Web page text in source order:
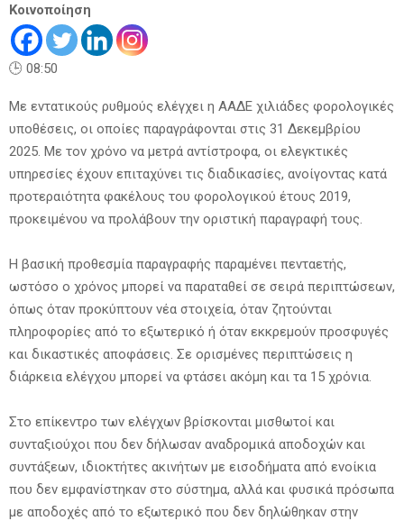
Κοινοποίηση
🕒 08:50
Με εντατικούς ρυθμούς ελέγχει η ΑΑΔΕ χιλιάδες φορολογικές
υποθέσεις, οι οποίες παραγράφονται στις 31 Δεκεμβρίου
2025. Με τον χρόνο να μετρά αντίστροφα, οι ελεγκτικές
υπηρεσίες έχουν επιταχύνει τις διαδικασίες, ανοίγοντας κατά
προτεραιότητα φακέλους του φορολογικού έτους 2019,
προκειμένου να προλάβουν την οριστική παραγραφή τους.
Η βασική προθεσμία παραγραφής παραμένει πενταετής,
ωστόσο ο χρόνος μπορεί να παραταθεί σε σειρά περιπτώσεων,
όπως όταν προκύπτουν νέα στοιχεία, όταν ζητούνται
πληροφορίες από το εξωτερικό ή όταν εκκρεμούν προσφυγές
και δικαστικές αποφάσεις. Σε ορισμένες περιπτώσεις η
διάρκεια ελέγχου μπορεί να φτάσει ακόμη και τα 15 χρόνια.
Στο επίκεντρο των ελέγχων βρίσκονται μισθωτοί και
συνταξιούχοι που δεν δήλωσαν αναδρομικά αποδοχών και
συντάξεων, ιδιοκτήτες ακινήτων με εισοδήματα από ενοίκια
που δεν εμφανίστηκαν στο σύστημα, αλλά και φυσικά πρόσωπα
με αποδοχές από το εξωτερικό που δεν δηλώθηκαν στην